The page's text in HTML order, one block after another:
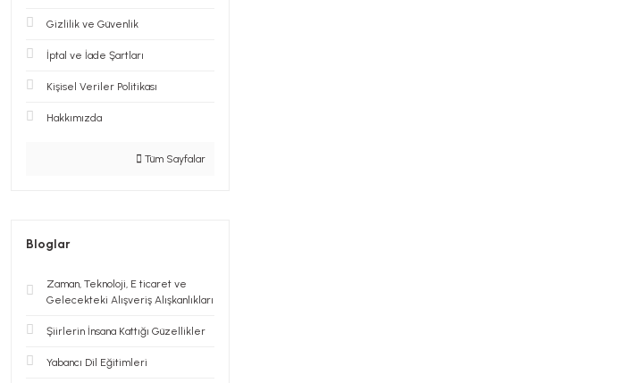
Gizlilik ve Güvenlik
İptal ve İade Şartları
Kişisel Veriler Politikası
Hakkımızda
Tüm Sayfalar
Bloglar
Zaman, Teknoloji, E ticaret ve
Gelecekteki Alışveriş Alışkanlıkları
Şiirlerin İnsana Kattığı Güzellikler
Yabancı Dil Eğitimleri